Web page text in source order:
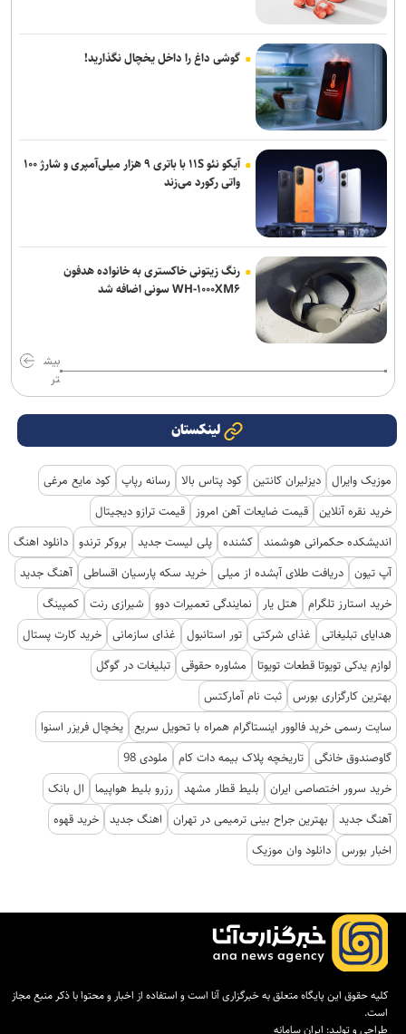
گوشی داغ را داخل یخچال نگذارید!
آیکو نئو ۱۱S با باتری ۹ هزار میلی‌آمپری و شارژ ۱۰۰
واتی رکورد می‌زند
رنگ زیتونی خاکستری به خانواده هدفون
WH-۱۰۰۰XM۶ سونی اضافه شد
بیش
تر
لینکستان
موزیک وایرال دیزلیران کانتین کود پتاس بالا رسانه رپاپ کود مایع مرغی
خرید نقره آنلاین قیمت ضایعات آهن امروز
قیمت ترازو دیجیتال
اندیشکده حکمرانی هوشمند کشنده پلی لیست جدید بروکر ترندو دانلود اهنگ
آپ تیون دریافت طلای آبشده از میلی خرید سکه پارسیان اقساطی آهنگ جدید
خرید استارز تلگرام هتل یار نمایندگی تعمیرات دوو شیرازی رنت کمپینگ
هدایای تبلیغاتی
غذای شرکتی تور استانبول غذای سازمانی خرید کارت پستال
لوازم یدکی تویوتا قطعات تویوتا
مشاوره حقوقی تبلیغات در گوگل
بهترین کارگزاری بورس ثبت نام آمارکتس
سایت رسمی خرید فالوور اینستاگرام همراه با تحویل سریع یخچال فریزر اسنوا
گاوصندوق خانگی تاریخچه پلاک بیمه دات کام
ملودی 98
خرید سرور اختصاصی ایران
بلیط قطار مشهد رزرو بلیط هواپیما
ال بانک
آهنگ جدید
بهترین جراح بینی ترمیمی در تهران اهنگ جدید خرید قهوه
اخبار بورس دانلود وان موزیک
کلیه حقوق این پایگاه متعلق به خبرگزاری آنا است و استفاده از اخبار و محتوا با ذکر منبع مجاز
است.
طراحی و تولید: ایران سامانه